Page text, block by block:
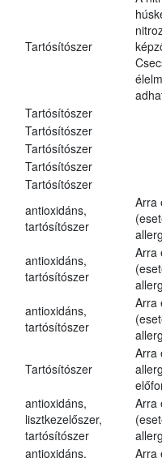
Tartósítószer
Tartósítószer
Tartósítószer
Tartósítószer
Tartósítószer
Tartósítószer
antioxidáns,
tartósítószer
Arra
antioxidáns,
tartósítószer
Arra
antioxidáns,
tartósítószer
Arra
Tartósítószer
Arra
antioxidáns,
lisztkezelőszer,
tartósítószer
Arra
antioxidáns,
Arra